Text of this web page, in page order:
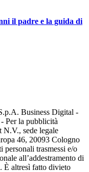
il padre e la guida di
Business Digital -
Per la pubblicità
sede legale
46, 20093 Cologno
personali trasmessi e/o
all’addestramento di
È altresì fatto divieto